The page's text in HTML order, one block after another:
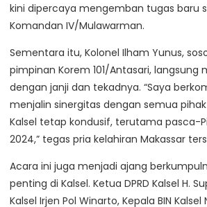
kini dipercaya mengemban tugas baru
Komandan IV/Mulawarman.
Sementara itu, Kolonel Ilham Yunus,
pimpinan Korem 101/Antasari, langsung
dengan janji dan tekadnya. “Saya
menjalin sinergitas dengan semua
Kalsel tetap kondusif, terutama pasca-
2024,” tegas pria kelahiran Makassar
Acara ini juga menjadi ajang
penting di Kalsel. Ketua DPRD Kalsel H.
Kalsel Irjen Pol Winarto, Kepala BIN